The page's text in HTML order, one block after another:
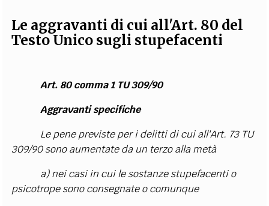
Le aggravanti di cui all'Art. 80 del
Testo Unico sugli stupefacenti
Art. 80 comma 1 TU 309/90
Aggravanti specifiche
Le pene previste per i delitti di cui all'Art. 73 TU
309/90 sono aumentate da un terzo alla metà
a) nei casi in cui le sostanze stupefacenti o
psicotrope sono consegnate o comunque